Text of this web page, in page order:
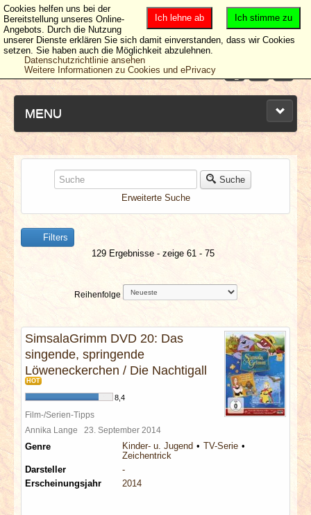
MENU
NEUESTE ARTIKEL
NEWS & DATES
BERICHTE
SPECIALS
REDAKTION
LINKS
ARCHIV
Suche
Erweiterte Suche
Filters
129 Ergebnisse - zeige 61 - 75
Reihenfolge
SimsalaGrimm DVD 20: Das
singende, springende
Löweneckerchen / Die Nachtigall
HOT
8,4
Film-/Serien-Tipps
Annika Lange 23. September 2014
Genre Kinder- u. Jugend
TV-Serie
Zeichentrick
Darsteller
-
Erscheinungsjahr
2014
Ich stimme zu
Ich lehne ab
Cookies helfen uns bei der
Bereitstellung unseres Online-
Angebots. Durch die Nutzung
unserer Dienste erklären Sie sich damit einverstanden, dass wir Cookies
setzen. Sie haben auch die Möglichkeit abzulehnen.
Datenschutzrichtlinie ansehen
Weitere Informationen zu Cookies und ePrivacy